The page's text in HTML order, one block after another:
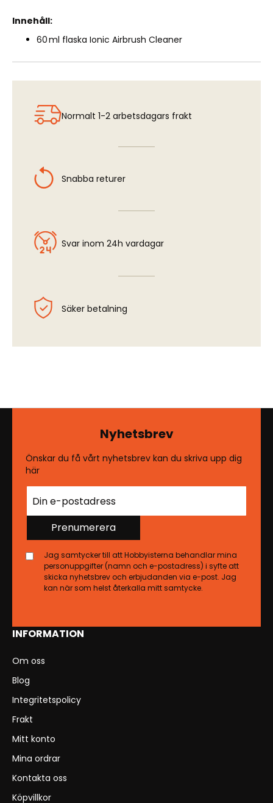
Innehåll:
60 ml flaska Ionic Airbrush Cleaner
Normalt 1-2 arbetsdagars frakt
Snabba returer
Svar inom 24h vardagar
Säker betalning
INFORMATION
Om oss
Blog
Integritetspolicy
Frakt
Mitt konto
Mina ordrar
Kontakta oss
Köpvillkor
Nyhetsbrev
Önskar du få vårt nyhetsbrev kan du skriva upp dig
här
Prenumerera
Jag samtycker till att Hobbyisterna behandlar mina
personuppgifter (namn och e-postadress) i syfte att
skicka nyhetsbrev och erbjudanden via e-post. Jag
kan när som helst återkalla mitt samtycke.